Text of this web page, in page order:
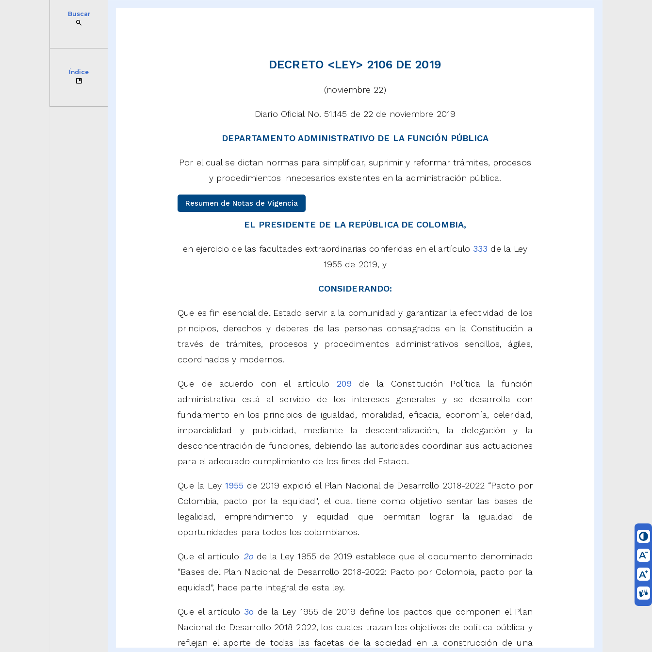
Buscar
search
Índice
developer_guide
DECRETO <LEY> 2106 DE 2019
(noviembre 22)
Diario Oficial No. 51.145 de 22 de noviembre 2019
DEPARTAMENTO ADMINISTRATIVO DE LA FUNCIÓN PÚBLICA
Por el cual se dictan normas para simplificar, suprimir y reformar trámites, procesos
y procedimientos innecesarios existentes en la administración pública.
Resumen de Notas de Vigencia
EL PRESIDENTE DE LA REPÚBLICA DE COLOMBIA,
en ejercicio de las facultades extraordinarias conferidas en el artículo 333 de la Ley
1955 de 2019, y
CONSIDERANDO:
Que es fin esencial del Estado servir a la comunidad y garantizar la efectividad de los
principios, derechos y deberes de las personas consagrados en la Constitución a
través de trámites, procesos y procedimientos administrativos sencillos, ágiles,
coordinados y modernos.
Que de acuerdo con el artículo 209 de la Constitución Política la función
administrativa está al servicio de los intereses generales y se desarrolla con
fundamento en los principios de igualdad, moralidad, eficacia, economía, celeridad,
imparcialidad y publicidad, mediante la descentralización, la delegación y la
desconcentración de funciones, debiendo las autoridades coordinar sus actuaciones
para el adecuado cumplimiento de los fines del Estado.
Que la Ley 1955 de 2019 expidió el Plan Nacional de Desarrollo 2018-2022 “Pacto por
Colombia, pacto por la equidad'', el cual tiene como objetivo sentar las bases de
legalidad, emprendimiento y equidad que permitan lograr la igualdad de
oportunidades para todos los colombianos.
Que el artículo 2ode la Ley 1955 de 2019 establece que el documento denominado
“Bases del Plan Nacional de Desarrollo 2018-2022: Pacto por Colombia, pacto por la
equidad”, hace parte integral de esta ley.
Que el artículo 3o de la Ley 1955 de 2019 define los pactos que componen el Plan
Nacional de Desarrollo 2018-2022, los cuales trazan los objetivos de política pública y
reflejan el aporte de todas las facetas de la sociedad en la construcción de una